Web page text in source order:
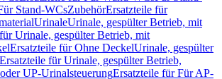
Stand-WCsZubehörErsatzteile für
UrinaleUrinale, gespülter Betrieb, mit
Urinale, gespülter Betrieb, mit
Ersatzteile für Ohne DeckelUrinale, gespülter
Ersatzteile für Urinale, gespülter Betrieb,
UP-UrinalsteuerungErsatzteile für Für AP-